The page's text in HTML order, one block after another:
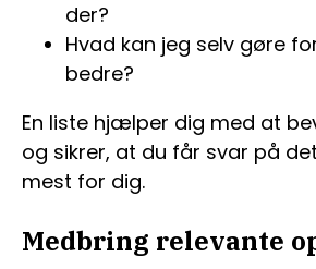
der?
Hvad kan jeg selv gøre
bedre?
En liste hjælper dig med at
og sikrer, at du får svar på
mest for dig.
Medbring relevante